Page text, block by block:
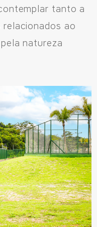
tanto a
ao
natureza